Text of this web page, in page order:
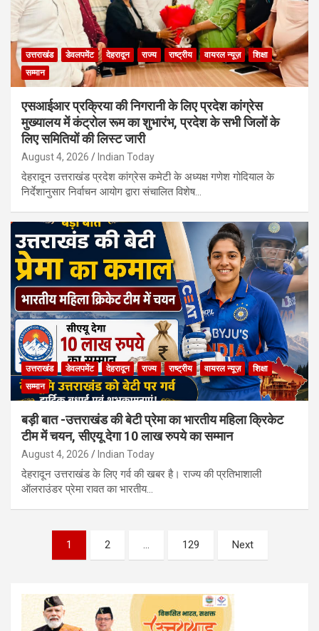
उत्तराखंड डेवलपमेंट देहरादून राज्य राष्ट्रीय वायरल न्यूज़
शिक्षा
सम्मान
एसआईआर प्रक्रिया की निगरानी के लिए प्रदेश कांग्रेस
मुख्यालय में कंट्रोल रूम का शुभारंभ, प्रदेश के सभी जिलों के
लिए समितियों की लिस्ट जारी
August 4, 2026 Indian Today
देहरादून उत्तराखंड प्रदेश कांग्रेस कमेटी के अध्यक्ष गणेश गोदियाल के
निर्देशानुसार निर्वाचन आयोग द्वारा संचालित विशेष…
उत्तराखंड डेवलपमेंट देहरादून राज्य राष्ट्रीय वायरल न्यूज़
शिक्षा
सम्मान
बड़ी बात -उत्तराखंड की बेटी प्रेमा का भारतीय महिला क्रिकेट
टीम में चयन, सीएयू देगा 10 लाख रुपये का सम्मान
August 4, 2026 Indian Today
देहरादून उत्तराखंड के लिए गर्व की खबर है। राज्य की प्रतिभाशाली
ऑलराउंडर प्रेमा रावत का भारतीय…
pagination
1 2 … 129 Next